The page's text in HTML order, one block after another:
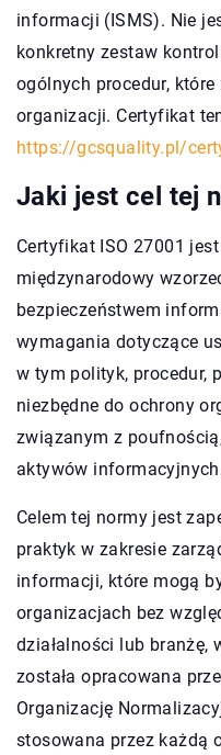
informacji (ISMS). Nie
konkretny zestaw
ogólnych procedur,
organizacji. Certyfikat
https://gcsquality.pl/
Jaki jest cel tej
Certyfikat ISO 27001
międzynarodowy
bezpieczeństwem
wymagania dotyczące
w tym polityk, procedur,
niezbędne do ochrony
związanym z
aktywów
Celem tej normy jest
praktyk w zakresie
informacji, które mogą
organizacjach bez
działalności lub branżę,
została opracowana
Organizację
stosowana przez każdą